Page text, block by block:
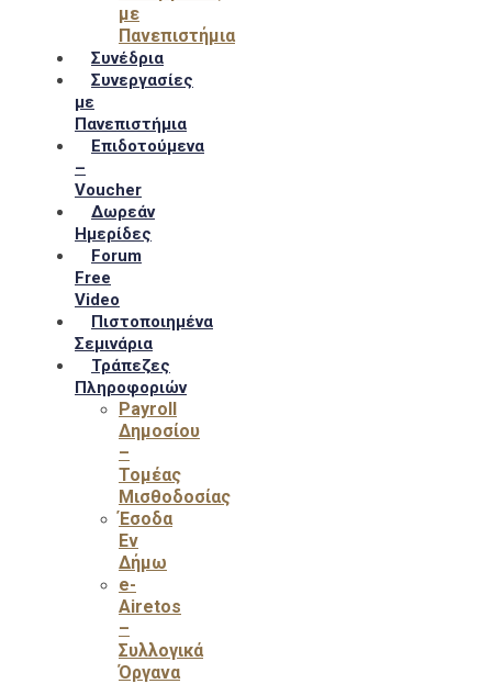
με
Πανεπιστήμια
Συνέδρια
Συνεργασίες
με
Πανεπιστήμια
Επιδοτούμενα
–
Voucher
Δωρεάν
Ημερίδες
Forum
Free
Video
Πιστοποιημένα
Σεμινάρια
Τράπεζες
Πληροφοριών
Payroll
Δημοσίου
–
Τομέας
Μισθοδοσίας
Έσοδα
Εν
Δήμω
e-
Airetos
–
Συλλογικά
Όργανα